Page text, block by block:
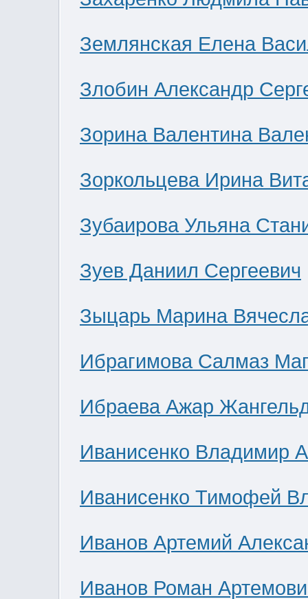
Землянская Елена
Злобин Александр
Зорина Валентина
Зоркольцева Ирина
Зубаирова Ульяна
Зуев Даниил Сергеевич
Зыцарь Марина
Ибрагимова Салмаз
Ибраева Ажар
Иванисенко Владимир
Иванисенко Тимофей
Иванов Артемий
Иванов Роман